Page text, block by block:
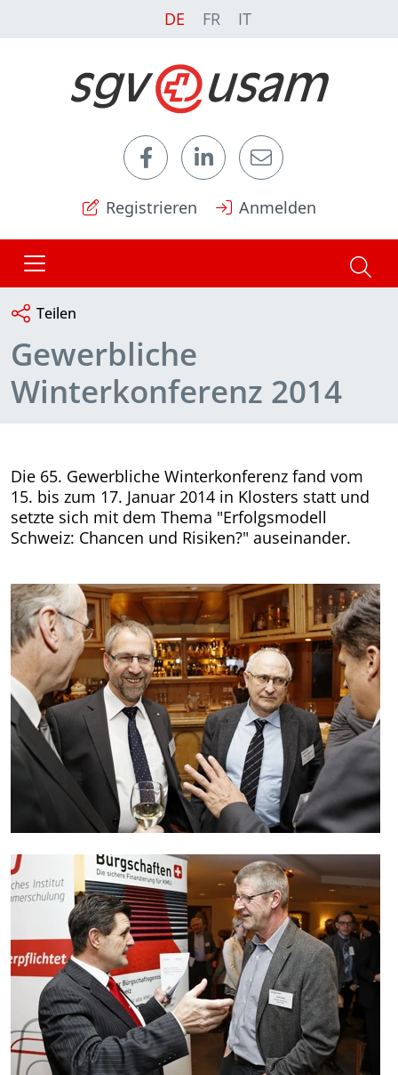
DE FR IT
Registrieren Anmelden
Teilen
Gewerbliche
Winterkonferenz 2014
Die 65. Gewerbliche Winterkonferenz fand vom
15. bis zum 17. Januar 2014 in Klosters statt und
setzte sich mit dem Thema "Erfolgsmodell
Schweiz: Chancen und Risiken?" auseinander.